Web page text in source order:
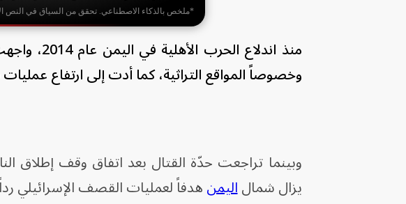
*ملخص بالذكاء الاصطناعي. تحقق من السياق في النص
منذ
وخصوصاً المواقع التراثية، كما أدت إلى ارتفاع
يزال شمالاليمنهدفاً لعمليات القصف الإسرائيلي